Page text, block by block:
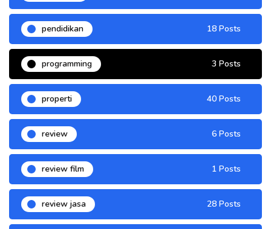
pendidikan 18 Posts
programming 3 Posts
properti 40 Posts
review 6 Posts
review film 1 Posts
review jasa 28 Posts